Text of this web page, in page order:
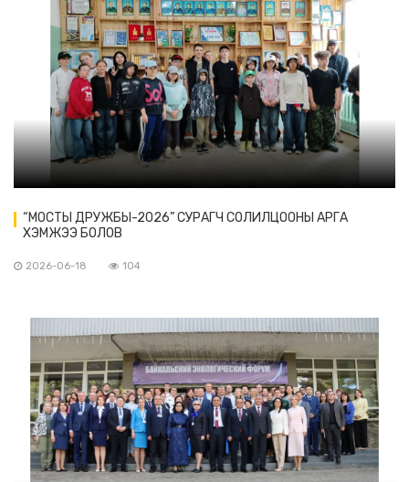
“МОСТЫ ДРУЖБЫ-2026” СУРАГЧ СОЛИЛЦООНЫ АРГА
ХЭМЖЭЭ БОЛОВ
2026-06-18 104